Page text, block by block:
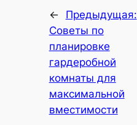
←
Предыдущая:
Советы по
планировке
гардеробной
комнаты для
максимальной
вместимости